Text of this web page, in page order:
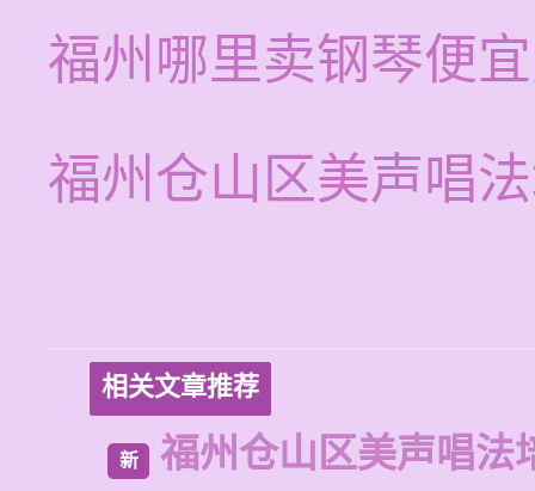
福州哪里卖钢琴便
福州仓山区美声唱
相关文章推荐
新 福州仓山区美声唱法